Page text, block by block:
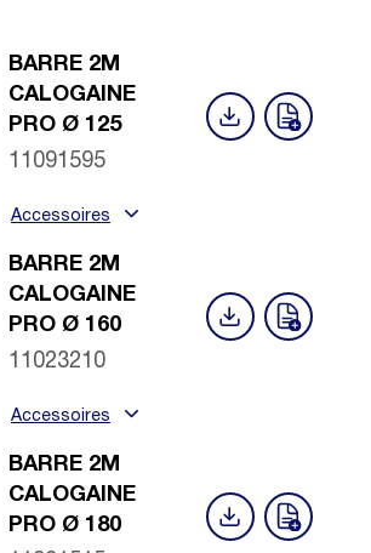
BARRE 2M
CALOGAINE
PRO Ø 125
11091595
Accessoires
BARRE 2M
CALOGAINE
PRO Ø 160
11023210
Accessoires
BARRE 2M
CALOGAINE
PRO Ø 180